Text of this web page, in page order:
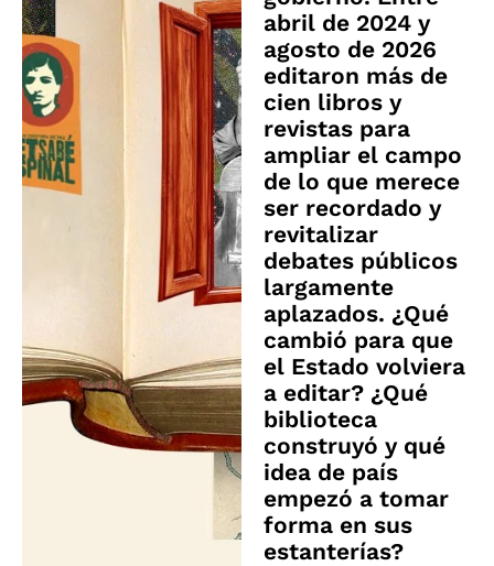
abril de 2024 y
agosto de 2026
editaron más de
cien libros y
revistas para
ampliar el campo
de lo que merece
ser recordado y
revitalizar
debates públicos
largamente
aplazados. ¿Qué
cambió para que
el Estado volviera
a editar? ¿Qué
biblioteca
construyó y qué
idea de país
empezó a tomar
forma en sus
estanterías?